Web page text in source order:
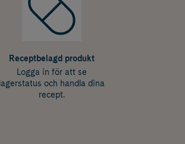
Receptbelagd produkt
Logga in för att se
lagerstatus och handla dina
recept.